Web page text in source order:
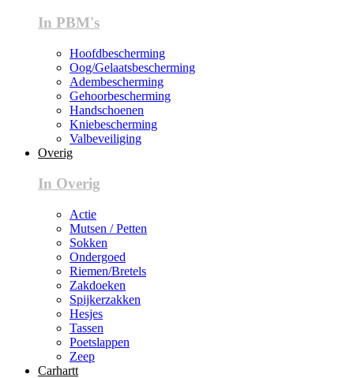
In PBM's
Hoofdbescherming
Oog/Gelaatsbescherming
Adembescherming
Gehoorbescherming
Handschoenen
Kniebescherming
Valbeveiliging
Overig
In Overig
Actie
Mutsen / Petten
Sokken
Ondergoed
Riemen/Bretels
Zakdoeken
Spijkerzakken
Hesjes
Tassen
Poetslappen
Zeep
Carhartt